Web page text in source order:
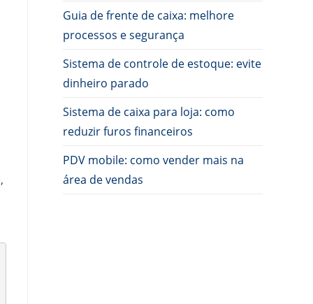
Guia de frente de caixa: melhore
processos e segurança
Sistema de controle de estoque: evite
dinheiro parado
Sistema de caixa para loja: como
reduzir furos financeiros
PDV mobile: como vender mais na
área de vendas